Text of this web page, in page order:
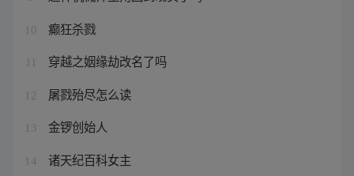
10 癫狂杀戮
穿越之姻缘劫改名了吗
12 屠戮殆尽怎么读
13 金锣创始人
14 诸天纪百科女主